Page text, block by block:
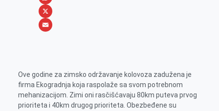
b
o
s
e
r
n
k
n
i
b
W
h
A
p
p
X
i
l
Ove godine za zimsko održavanje kolovoza zadužena je
firma Ekogradnja koja raspolaže sa svom potrebnom
mehanizacijom. Zimi oni rasčišćavaju 80km puteva prvog
prioriteta i 40km drugog prioriteta. Obezbeđene su